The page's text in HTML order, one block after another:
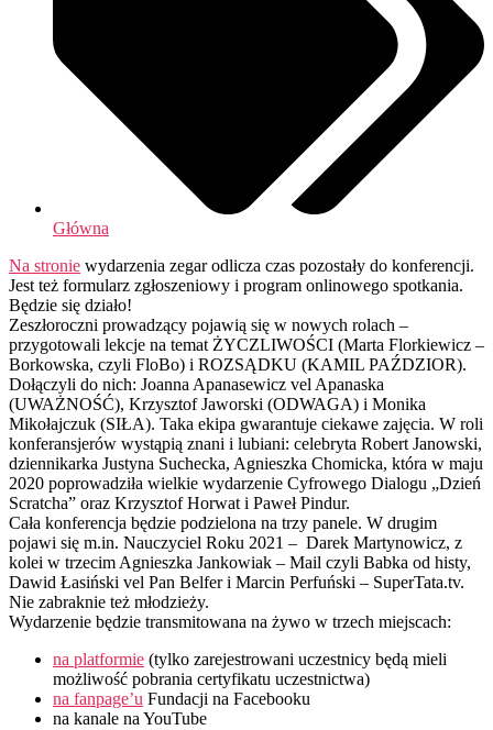
Główna
Na stronie wydarzenia zegar odlicza czas pozostały do konferencji.
Jest też formularz zgłoszeniowy i program onlinowego spotkania.
Będzie się działo!
Zeszłoroczni prowadzący pojawią się w nowych rolach –
przygotowali lekcje na temat ŻYCZLIWOŚCI (Marta Florkiewicz –
Borkowska, czyli FloBo) i ROZSĄDKU (KAMIL PAŹDZIOR).
Dołączyli do nich: Joanna Apanasewicz vel Apanaska
(UWAŻNOŚĆ), Krzysztof Jaworski (ODWAGA) i Monika
Mikołajczuk (SIŁA). Taka ekipa gwarantuje ciekawe zajęcia. W roli
konferansjerów wystąpią znani i lubiani: celebryta Robert Janowski,
dziennikarka Justyna Suchecka, Agnieszka Chomicka, która w maju
2020 poprowadziła wielkie wydarzenie Cyfrowego Dialogu „Dzień
Scratcha” oraz Krzysztof Horwat i Paweł Pindur.
Cała konferencja będzie podzielona na trzy panele. W drugim
pojawi się m.in. Nauczyciel Roku 2021 – Darek Martynowicz, z
kolei w trzecim Agnieszka Jankowiak – Mail czyli Babka od histy,
Dawid Łasiński vel Pan Belfer i Marcin Perfuński – SuperTata.tv.
Nie zabraknie też młodzieży.
Wydarzenie będzie transmitowana na żywo w trzech miejscach:
na platformie (tylko zarejestrowani uczestnicy będą mieli
możliwość pobrania certyfikatu uczestnictwa)
na fanpage’u Fundacji na Facebooku
na kanale na YouTube